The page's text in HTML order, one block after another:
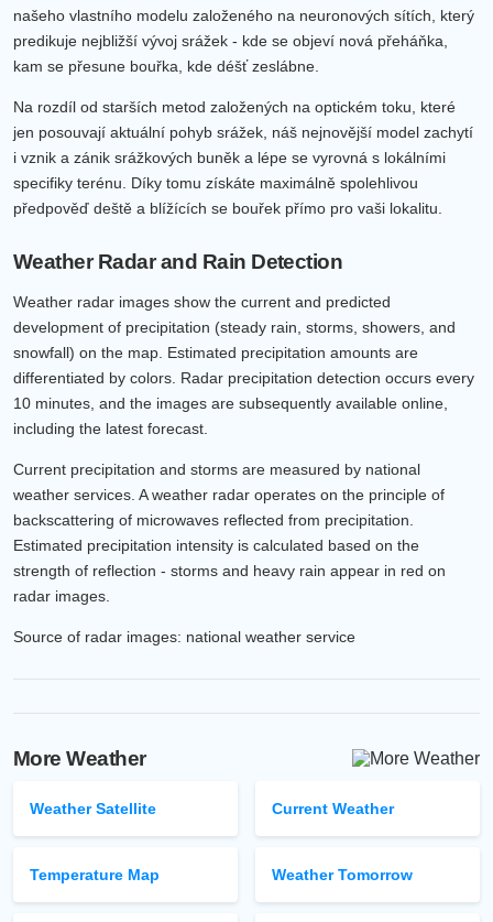
našeho vlastního modelu založeného na neuronových sítích, který
predikuje nejbližší vývoj srážek - kde se objeví nová přeháňka,
kam se přesune bouřka, kde déšť zeslábne.
Na rozdíl od starších metod založených na optickém toku, které
jen posouvají aktuální pohyb srážek, náš nejnovější model zachytí
i vznik a zánik srážkových buněk a lépe se vyrovná s lokálními
specifiky terénu. Díky tomu získáte maximálně spolehlivou
předpověď deště a blížících se bouřek přímo pro vaši lokalitu.
Weather Radar and Rain Detection
Weather radar images show the current and predicted
development of precipitation (steady rain, storms, showers, and
snowfall) on the map. Estimated precipitation amounts are
differentiated by colors. Radar precipitation detection occurs every
10 minutes, and the images are subsequently available online,
including the latest forecast.
Current precipitation and storms are measured by national
weather services. A weather radar operates on the principle of
backscattering of microwaves reflected from precipitation.
Estimated precipitation intensity is calculated based on the
strength of reflection - storms and heavy rain appear in red on
radar images.
Source of radar images: national weather service
More Weather
Weather Satellite
Temperature Map
Current Weather
Weather Tomorrow